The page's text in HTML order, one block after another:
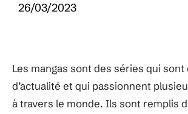
26/03/2023
Les mangas sont des séries qui sont
d’actualité et qui passionnent
à travers le monde. Ils sont remplis